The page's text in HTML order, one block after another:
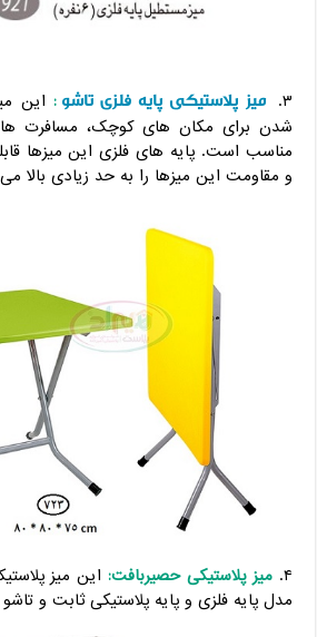
۳. میز پلاستیکی پایه فلزی تاشو : این
شدن برای مکان های کوچک، مسافرت
مناسب است. پایه های فلزی این میزها
و مقاومت این میزها را به حد زیادی بالا می
۴. میز پلاستیکی حصیربافت:این میز
مدل پایه فلزی و پایه پلاستیکی ثابت و